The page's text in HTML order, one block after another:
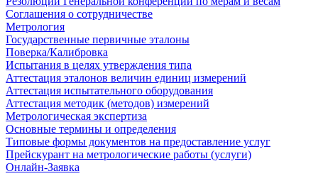
Соглашения о сотрудничестве
Метрология
Государственные первичные эталоны
Поверка/Калибровка
Испытания в целях утверждения типа
Аттестация эталонов величин единиц измерений
Аттестация испытательного оборудования
Аттестация методик (методов) измерений
Метрологическая экспертиза
Основные термины и определения
Типовые формы документов на предоставление услуг
Прейскурант на метрологические работы (услуги)
Онлайн-Заявка